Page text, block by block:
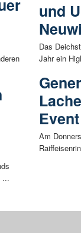
...
und
Das
Jahr ein
Am